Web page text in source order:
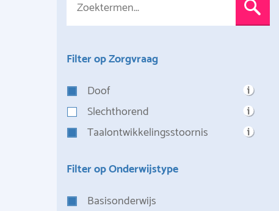
Filter op Zorgvraag
Doof
Slechthorend
Taalontwikkelingsstoornis
Filter op Onderwijstype
Basisonderwijs